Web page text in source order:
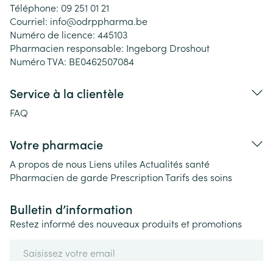
Téléphone: 09 251 01 21
Courriel: info@odrppharma.be
Numéro de licence: 445103
Pharmacien responsable: Ingeborg Droshout
Numéro TVA: BE0462507084
Service à la clientèle
FAQ
Votre pharmacie
A propos de nous Liens utiles Actualités santé
Pharmacien de garde PrescriptionTarifs des soins
Bulletin d’information
Restez informé des nouveaux produits et promotions